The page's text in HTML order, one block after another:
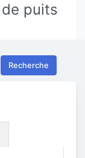
puits
Recherche